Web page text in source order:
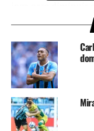
colocado na
rolar a partir das
Confira as
para
Grêmio